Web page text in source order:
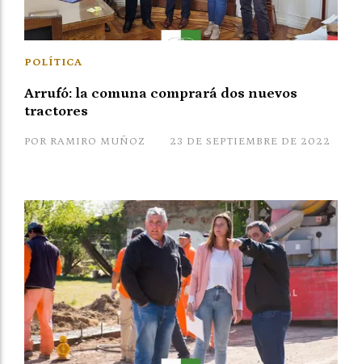
Arrufó: la comuna comprará dos nuevos
tractores
POR RAMIRO MUÑOZ
POLÍTICA
23 DE SEPTIEMBRE DE 2022